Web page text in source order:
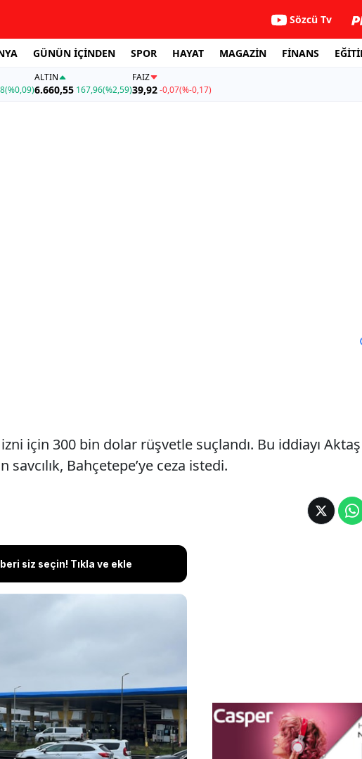
Sözcü Tv
GÜNÜN İÇİNDEN SPOR HAYAT MAGAZİN FİNANS
(%0,09)
ALTIN
6.660,55 167,96(%2,59)
FAİZ
39,92-0,07(%-0,17)
için 300 bin dolar rüşvetle suçlandı. Bu iddiayı Aktaş
Bahçetepe’ye ceza istedi.
siz seçin! Tıkla ve ekle
tarafından kazı izni için 300 bin
iddiayı Aktaş dışında hiç kimse
bulan savcılık, Bahçetepe’ye